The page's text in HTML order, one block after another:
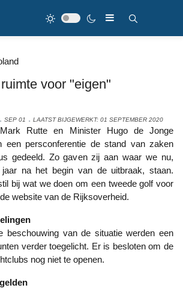
voor "eigen"
SEP 01 LAATST BIJGEWERKT: 01 SEPTEMBER 2020
een persconferentie de stand van zaken
gedeeld. Zo gaven zij aan waar we nu,
na het begin van de uitbraak, staan.
bij wat we doen om een tweede golf voor
website van de Rijksoverheid.
beschouwing van de situatie werden een
verder toegelicht. Er is besloten om de
nog niet te openen.